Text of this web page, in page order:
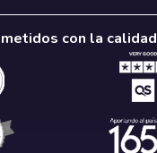
con la calidad